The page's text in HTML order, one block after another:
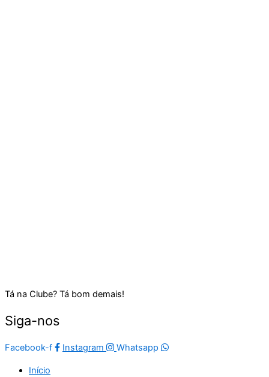
Tá na Clube? Tá bom demais!
Siga-nos
Facebook-f Instagram Whatsapp
Início